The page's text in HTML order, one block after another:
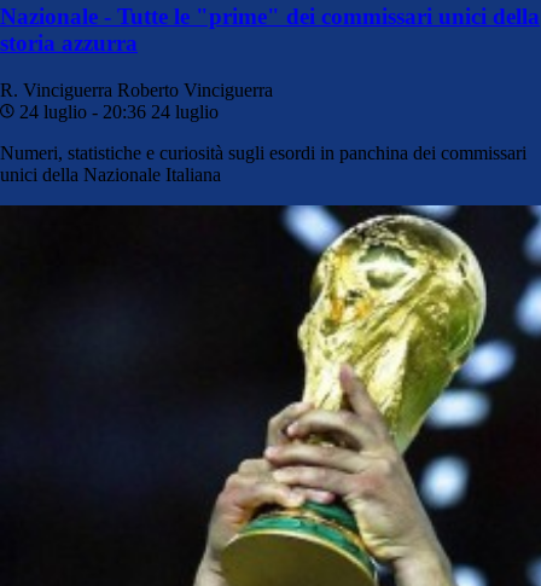
Nazionale - Tutte le "prime" dei commissari unici della
storia azzurra
R. Vinciguerra Roberto Vinciguerra
24 luglio - 20:36 24 luglio
Numeri, statistiche e curiosità sugli esordi in panchina dei commissari
unici della Nazionale Italiana